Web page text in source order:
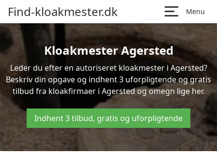
Find-kloakmester.dk Menu
Kloakmester Agersted
Leder du efter en autoriseret kloakmester i Agersted?
Beskriv din opgave og indhent 3 uforpligtende og gratis
tilbud fra kloakfirmaer i Agersted og omegn lige her.
Indhent 3 tilbud, gratis og uforpligtende